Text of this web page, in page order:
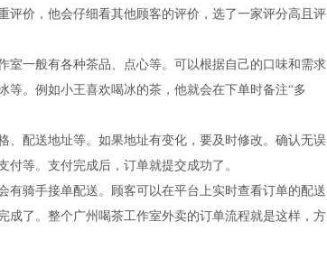
评价，他会仔细看其他顾客的评价，选了一家评分高且评
室一般有各种茶品、点心等。可以根据自己的口味和需求
。例如小王喜欢喝冰的茶，他就会在下单时备注“多
、配送地址等。如果地址有变化，要及时修改。确认无误
等。支付完成后，订单就提交成功了。
有骑手接单配送。顾客可以在平台上实时查看订单的配送
成了。整个广州喝茶工作室外卖的订单流程就是这样，方